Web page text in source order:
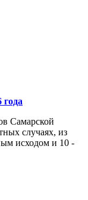
Самарской
случаях, из
исходом и 10 -